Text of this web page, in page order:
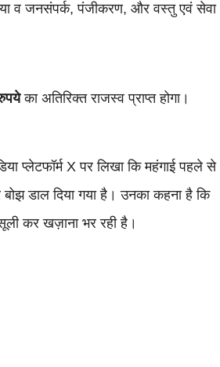
व जनसंपर्क, पंजीकरण, और वस्तु एवं सेवा
का अतिरिक्त राजस्व प्राप्त होगा।
प्लेटफॉर्म X पर लिखा कि महंगाई पहले से
डाल दिया गया है। उनका कहना है कि
कर खज़ाना भर रही है।